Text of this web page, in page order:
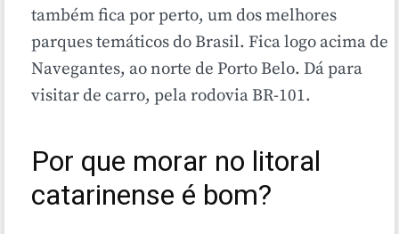
também fica por perto, um dos melhores
parques temáticos do Brasil. Fica logo acima de
Navegantes, ao norte de Porto Belo. Dá para
visitar de carro, pela rodovia BR-101.
Por que morar no litoral
catarinense é bom?